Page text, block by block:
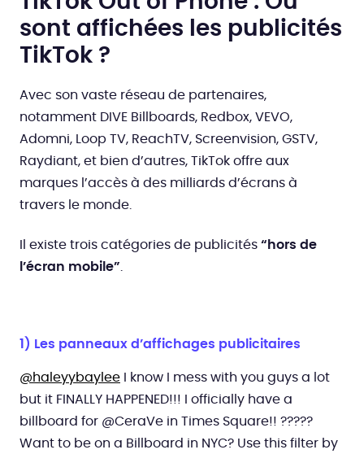
sont affichées les publicités
TikTok ?
Avec son vaste réseau de partenaires,
notamment DIVE Billboards, Redbox, VEVO,
Adomni, Loop TV, ReachTV, Screenvision, GSTV,
Raydiant, et bien d’autres, TikTok offre aux
marques l’accès à des milliards d’écrans à
travers le monde.
Il existe trois catégories de publicités “hors de
l’écran mobile”
1) Les panneaux d’affichages publicitaires
@haleyybaylee I know I mess with you guys a lot
but it FINALLY HAPPENED!!! I officially have a
billboard for @CeraVe in Times Square!! ?????
Want to be on a Billboard in NYC? Use this filter by